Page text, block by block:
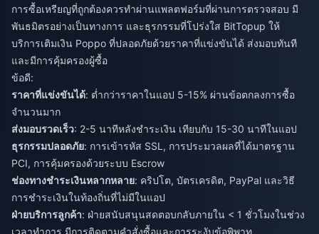
การซื้อเหรียญที่ถูกต้องควรทำผ่านแพลตฟอร์มที่ผ่านการตรวจสอบ มี
พันธมิตรอย่างเป็นทางการ และธุรกรรมที่โปร่งใส BitTopup ให้
บริการเติมเงิน Poppo ที่ปลอดภัยด้วยราคาที่แข่งขันได้ ส่งมอบทันที
และมีการคุ้มครองผู้ซื้อ
ข้อดี:
ราคาที่แข่งขันได้: ต่ำกว่าราคาในแอป 5-15% ผ่านข้อตกลงการซื้อ
จำนวนมาก
ส่งมอบรวดเร็ว: 2-5 นาทีหลังชำระเงิน เทียบกับ 15-30 นาทีในแอป
ธุรกรรมปลอดภัย: การเข้ารหัส SSL, การประมวลผลที่ได้มาตรฐาน
PCI, การคุ้มครองด้วยระบบ Escrow
ช่องทางชำระเงินหลากหลาย: คริปโต, บัตรเครดิต, PayPal และวิธี
การชำระเงินในท้องถิ่นที่ไม่มีในแอป
ฝ่ายบริการลูกค้า: ฝ่ายสนับสนุนสดตอบกลับภายใน < 1 ชั่วโมงในช่วง
เวลาทำการ มีการติดตามคำสั่งซื้อและการระงับข้อพิพาท